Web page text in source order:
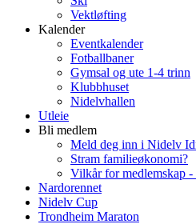
Vektløfting
Kalender
Eventkalender
Fotballbaner
Gymsal og ute 1-4 trinn
Klubbhuset
Nidelvhallen
Utleie
Bli medlem
Meld deg inn i Nidelv
Stram familieøkonomi?
Vilkår for medlemskap
Nardorennet
Nidelv Cup
Trondheim Maraton